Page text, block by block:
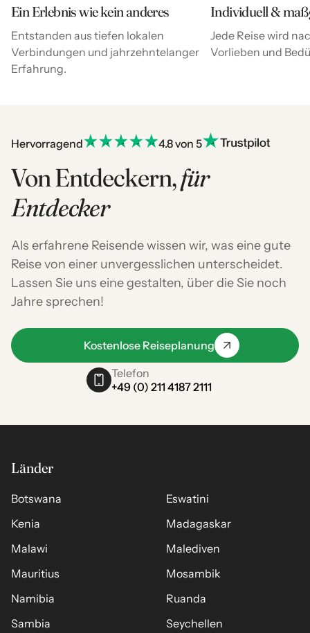
Ein Erlebnis wie kein anderes
Entstanden aus tiefen lokalen
Verbindungen und jahrzehntelanger
Erfahrung.
Individuell &
Jede Reise wird
Vorlieben und
Hervorragend 4.8 von 5
Von Entdeckern,für
Entdecker
Als erfahrene Reisende wissen wir, was eine gute
Reise von einer unvergesslichen unterscheidet.
Lassen Sie uns eine gestalten, über die Sie noch
Jahre sprechen!
Kostenlose Reiseplanung
Telefon
+49 (0) 211 4187 2111
Länder
Botswana
Eswatini
Kenia
Madagaskar
Malawi
Malediven
Mauritius
Mosambik
Namibia
Ruanda
Sambia
Seychellen